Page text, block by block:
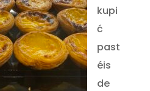
kupi
ć
past
éis
de